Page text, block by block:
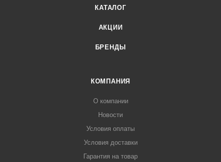
КАТАЛОГ
АКЦИИ
БРЕНДЫ
КОМПАНИЯ
О компании
Новости
Условия оплаты
Условия доставки
Гарантия на товар